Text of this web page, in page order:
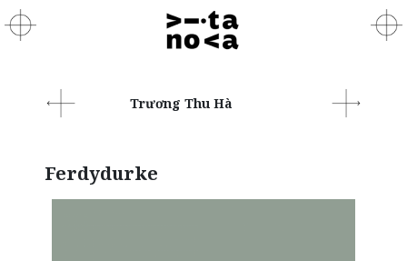
Trương Thu Hà
Ferdydurke